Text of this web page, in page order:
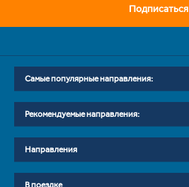
Подписаться
Самые популярные направления:
Рекомендуемые направления:
Направления
В поездке